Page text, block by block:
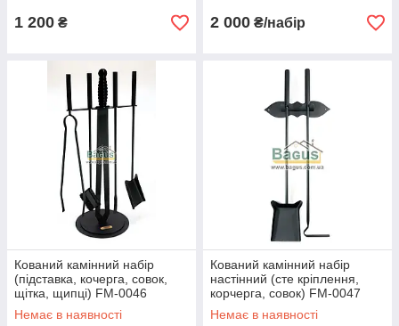
1 200 ₴ 2 000 ₴/набір
Кований камінний набір
(підставка, кочерга, совок,
щітка, щипці) FM-0046
Немає в наявності
Кований камінний набір
настінний (сте кріплення,
корчерга, совок) FM-0047
Немає в наявності